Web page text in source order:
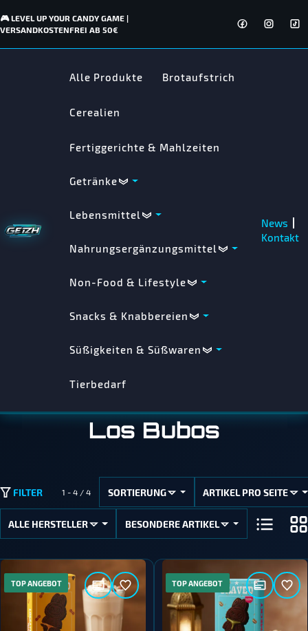
🎮 LEVEL UP YOUR CANDY GAME |
VERSANDKOSTENFREI AB 50€
Alle Produkte Brotaufstrich
Cerealien
Fertiggerichte & Mahlzeiten
Getränke
Lebensmittel
Nahrungsergänzungsmittel
Non-Food & Lifestyle
Snacks & Knabbereien
Süßigkeiten & Süßwaren
Tierbedarf
News
Kontakt
Los Bubos
FILTER 1 - 4 / 4 SORTIERUNG ARTIKEL PRO SEITE
ALLE HERSTELLER BESONDERE ARTIKEL
TOP ANGEBOT TOP ANGEBOT